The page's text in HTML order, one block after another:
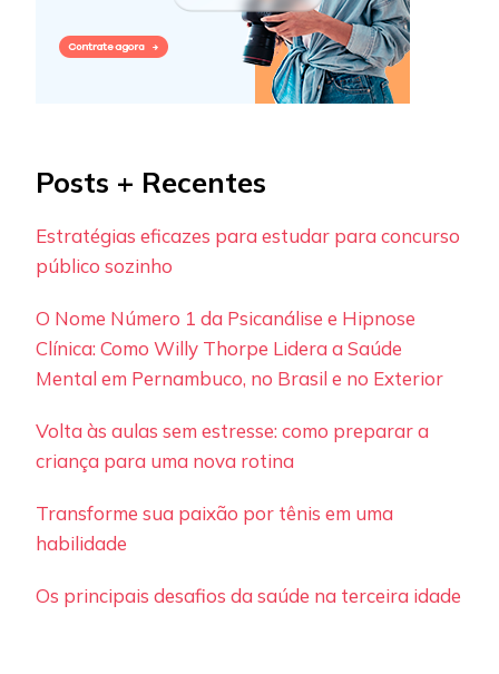
Posts + Recentes
Estratégias eficazes para estudar para concurso
público sozinho
O Nome Número 1 da Psicanálise e Hipnose
Clínica: Como Willy Thorpe Lidera a Saúde
Mental em Pernambuco, no Brasil e no Exterior
Volta às aulas sem estresse: como preparar a
criança para uma nova rotina
Transforme sua paixão por tênis em uma
habilidade
Os principais desafios da saúde na terceira idade